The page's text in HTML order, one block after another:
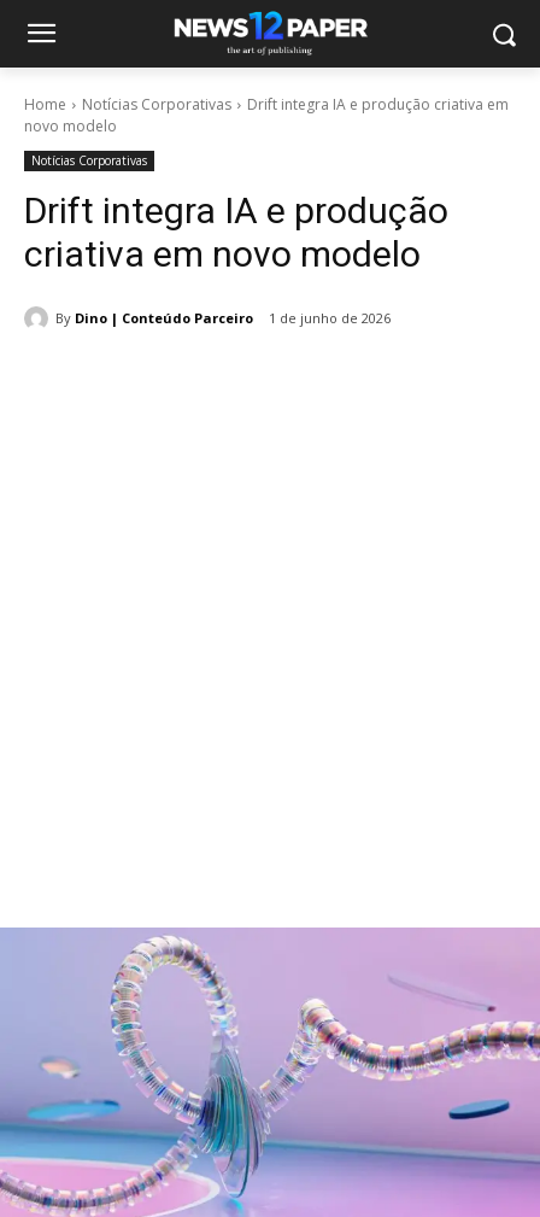
Home Notícias Corporativas
Drift integra IA e produção criativa em
novo modelo
Notícias Corporativas
Drift integra IA e produção
criativa em novo modelo
By Dino | Conteúdo Parceiro 1 de junho de 2026